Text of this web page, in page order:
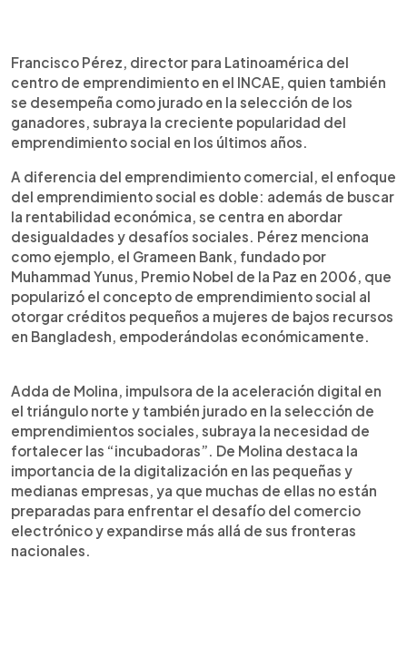
Francisco Pérez, director para Latinoamérica del
centro de emprendimiento en el INCAE, quien también
se desempeña como jurado en la selección de los
ganadores, subraya la creciente popularidad del
emprendimiento social en los últimos años.
A diferencia del emprendimiento comercial, el enfoque
del emprendimiento social es doble: además de buscar
la rentabilidad económica, se centra en abordar
desigualdades y desafíos sociales. Pérez menciona
como ejemplo, el Grameen Bank, fundado por
Muhammad Yunus, Premio Nobel de la Paz en 2006, que
popularizó el concepto de emprendimiento social al
otorgar créditos pequeños a mujeres de bajos recursos
en Bangladesh, empoderándolas económicamente.
Adda de Molina, impulsora de la aceleración digital en
el triángulo norte y también jurado en la selección de
emprendimientos sociales, subraya la necesidad de
fortalecer las “incubadoras”. De Molina destaca la
importancia de la digitalización en las pequeñas y
medianas empresas, ya que muchas de ellas no están
preparadas para enfrentar el desafío del comercio
electrónico y expandirse más allá de sus fronteras
nacionales.